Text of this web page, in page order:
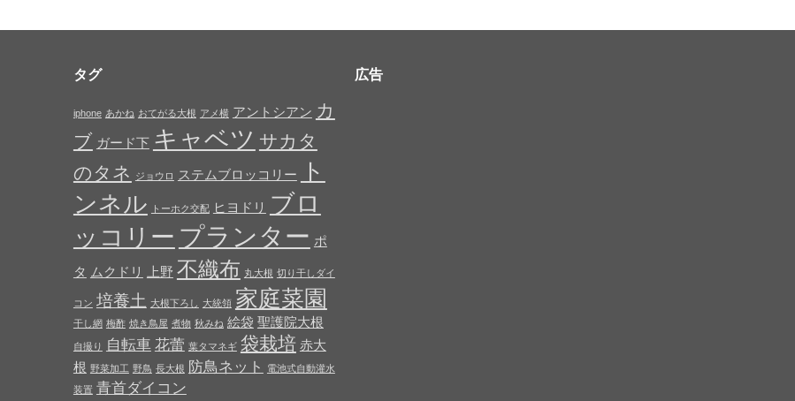
タグ
iphone あかね おてがる大根 アメ横 アントシアン カ
ブ ガード下 キャベツ サカタ
のタネ
ジョウロ ステムブロッコリー
ト
ンネル
トーホク交配 ヒヨドリ
ブロ
ッコリー プランター ポ
タ ムクドリ 上野 不織布 丸大根 切り干しダイ
コン 培養土 大根下ろし 大統領 家庭菜園
干し網 梅酢 焼き鳥屋 煮物 秋みね 絵袋 聖護院大根
自撮り 自転車 花蕾 葉タマネギ 袋栽培 赤大
根 野菜加工 野鳥 長大根 防鳥ネット
電池式自動灌水
装置 青首ダイコン
広告